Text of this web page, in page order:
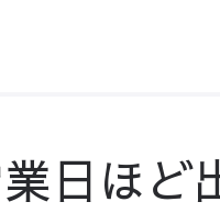
日ほど